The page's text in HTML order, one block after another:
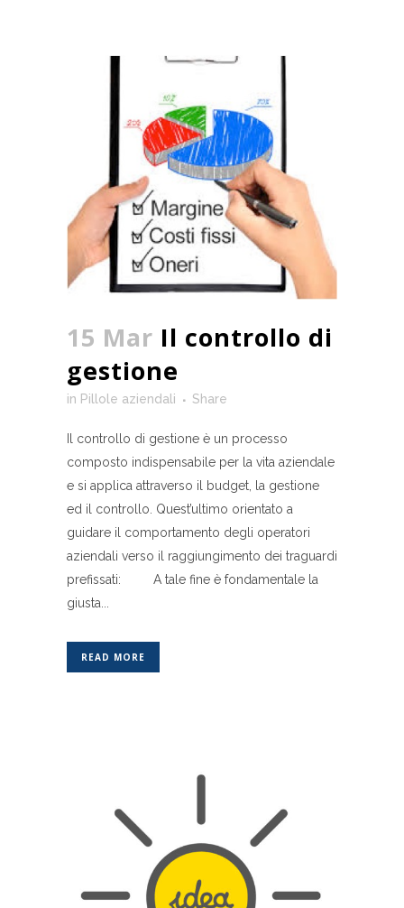
15 Mar Il controllo di
gestione
in Pillole aziendali Share
Il controllo di gestione è un processo
composto indispensabile per la vita aziendale
e si applica attraverso il budget, la gestione
ed il controllo. Quest’ultimo orientato a
guidare il comportamento degli operatori
aziendali verso il raggiungimento dei traguardi
prefissati: A tale fine è fondamentale la
giusta...
READ MORE